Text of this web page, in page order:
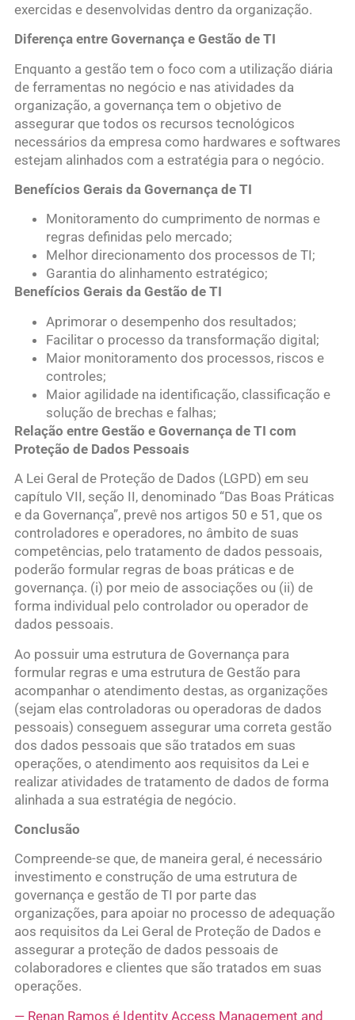
exercidas e desenvolvidas dentro da organização.
Diferença entre Governança e Gestão de TI
Enquanto a gestão tem o foco com a utilização diária
de ferramentas no negócio e nas atividades da
organização, a governança tem o objetivo de
assegurar que todos os recursos tecnológicos
necessários da empresa como hardwares e softwares
estejam alinhados com a estratégia para o negócio.
Benefícios Gerais da Governança de TI
Monitoramento do cumprimento de normas e
regras definidas pelo mercado;
Melhor direcionamento dos processos de TI;
Garantia do alinhamento estratégico;
Benefícios Gerais da Gestão de TI
Aprimorar o desempenho dos resultados;
Facilitar o processo da transformação digital;
Maior monitoramento dos processos, riscos e
controles;
Maior agilidade na identificação, classificação e
solução de brechas e falhas;
Relação entre Gestão e Governança de TI com
Proteção de Dados Pessoais
A Lei Geral de Proteção de Dados (LGPD) em seu
capítulo VII, seção II, denominado “Das Boas Práticas
e da Governança”, prevê nos artigos 50 e 51, que os
controladores e operadores, no âmbito de suas
competências, pelo tratamento de dados pessoais,
poderão formular regras de boas práticas e de
governança. (i) por meio de associações ou (ii) de
forma individual pelo controlador ou operador de
dados pessoais.
Ao possuir uma estrutura de Governança para
formular regras e uma estrutura de Gestão para
acompanhar o atendimento destas, as organizações
(sejam elas controladoras ou operadoras de dados
pessoais) conseguem assegurar uma correta gestão
dos dados pessoais que são tratados em suas
operações, o atendimento aos requisitos da Lei e
realizar atividades de tratamento de dados de forma
alinhada a sua estratégia de negócio.
Conclusão
Compreende-se que, de maneira geral, é necessário
investimento e construção de uma estrutura de
governança e gestão de TI por parte das
organizações, para apoiar no processo de adequação
aos requisitos da Lei Geral de Proteção de Dados e
assegurar a proteção de dados pessoais de
colaboradores e clientes que são tratados em suas
operações.
— Renan Ramos é Identity Access Management and